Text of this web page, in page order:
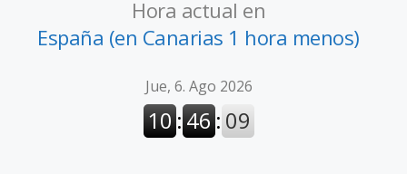
Hora actual en
España (en Canarias 1 hora menos)